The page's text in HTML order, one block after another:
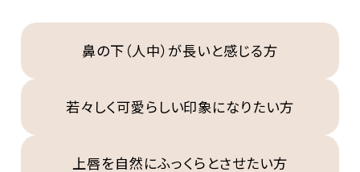
鼻の下（人中）が長いと感じる方
若々しく可愛らしい印象になりたい方
上唇を自然にふっくらとさせたい方